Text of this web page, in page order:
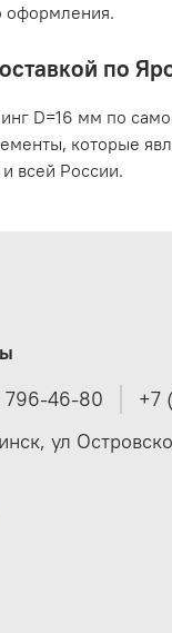
оформления.
по
D=16 мм по
которые
всей России.
796-46-80
+7
ул